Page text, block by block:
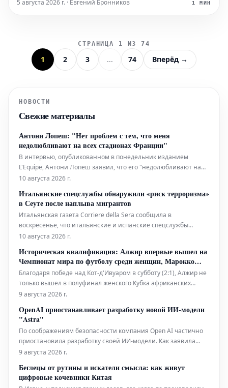
5 августа 2026 г. · Евгений Бронников 1 МИН
СТРАНИЦА 1 ИЗ 74
1 2 3 ... 74 Вперёд →
НОВОСТИ
Свежие материалы
Антони Лопеш: "Нет проблем с тем, что меня
недолюбливают на всех стадионах Франции"
В интервью, опубликованном в понедельник изданием
L'Equipe, Антони Лопеш заявил, что его "недолюбливают на
всех стадионах Франции", но это не беспокоит его перед
Антони Лопеш принял новый вызов в Лиге 1. Португальский
вратарь, кото
10 августа 2026 г.
Итальянские спецслужбы обнаружили «риск терроризма»
в Сеуте после наплыва мигрантов
Итальянская газета Corriere della Sera сообщила в
воскресенье, что итальянские и испанские спецслужбы
предупредили о риске джихадистского терроризма в Сеуте.
нелегальных мигрантов на прошлой неделе, что побудило
Италию приостановить действие Ше
10 августа 2026 г.
Историческая квалификация: Алжир впервые вышел на
Чемпионат мира по футболу среди женщин, Марокко
возвращается
Благодаря победе над Кот-д'Ивуаром в субботу (2:1), Алжир не
только вышел в полуфинал женского Кубка африканских
наций (CAN), но и завоевал путевку на Чемпионат мира,
Аналогичного успеха добилось и Марокко, обыгравшее ЮАР
(2:1). Это историческое
9 августа 2026 г.
OpenAI приостанавливает разработку новой ИИ-модели
"Astra"
По соображениям безопасности компания Open AI частично
приостановила разработку своей ИИ-модели. Как заявила
компания, нельзя исключать, что её новая модель Astra
тесты последних дней показали, что в этой области были
достигнуты значительн
9 августа 2026 г.
Беглецы от рутины и искатели смысла: как живут
цифровые кочевники Китая